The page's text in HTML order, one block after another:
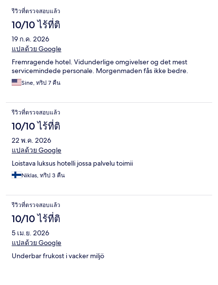
รีวิว
รีวิวที่ตรวจสอบแล้ว
10/10 ไร้ที่ติ
19 ก.ค. 2026
แปลด้วย Google
Fremragende hotel. Vidunderlige omgivelser og det mest
servicemindede personale. Morgenmaden fås ikke bedre.
Sine, ทริป 7 คืน
รีวิวที่ตรวจสอบแล้ว
10/10 ไร้ที่ติ
22 พ.ค. 2026
แปลด้วย Google
Loistava luksus hotelli jossa palvelu toimii
Niklas, ทริป 3 คืน
รีวิวที่ตรวจสอบแล้ว
10/10 ไร้ที่ติ
5 เม.ย. 2026
แปลด้วย Google
Underbar frukost i vacker miljö